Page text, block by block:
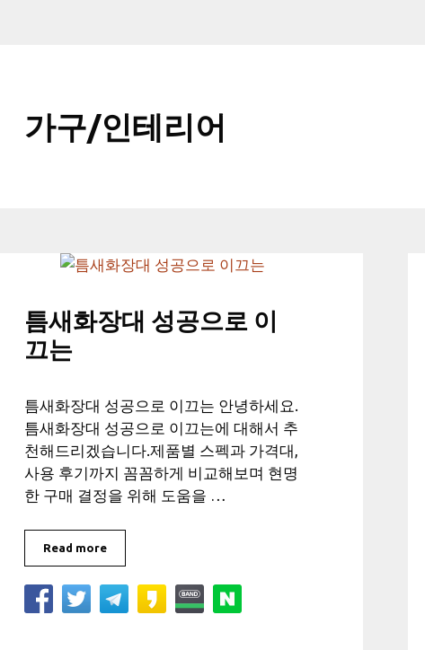
가구/인테리어
틈새화장대 성공으로 이
끄는
틈새화장대 성공으로 이끄는 안녕하세요.
틈새화장대 성공으로 이끄는에 대해서 추
천해드리겠습니다.제품별 스펙과 가격대,
사용 후기까지 꼼꼼하게 비교해보며 현명
한 구매 결정을 위해 도움을 …
Read more